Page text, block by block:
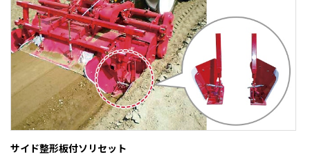
サイド整形板付ソリセット